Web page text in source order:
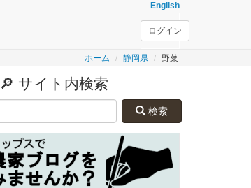
English
ログイン
ホーム 静岡県 野菜
🔎 サイト内検索
検索